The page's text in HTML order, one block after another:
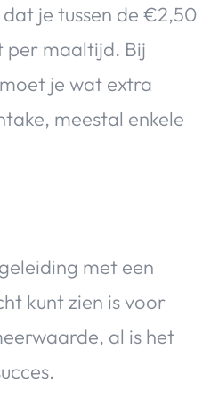
je tussen de €2,50
per maaltijd. Bij
je wat extra
meestal enkele
met een
kunt zien is voor
al is het